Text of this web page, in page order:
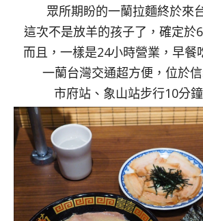
眾所期盼的一蘭拉麵終於來
這次不是放羊的孩子了，確定於
而且，一樣是24小時營業，早餐
一蘭台灣交通超方便，位於
市府站、象山站步行10分